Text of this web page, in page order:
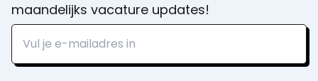
maandelijks vacature updates!